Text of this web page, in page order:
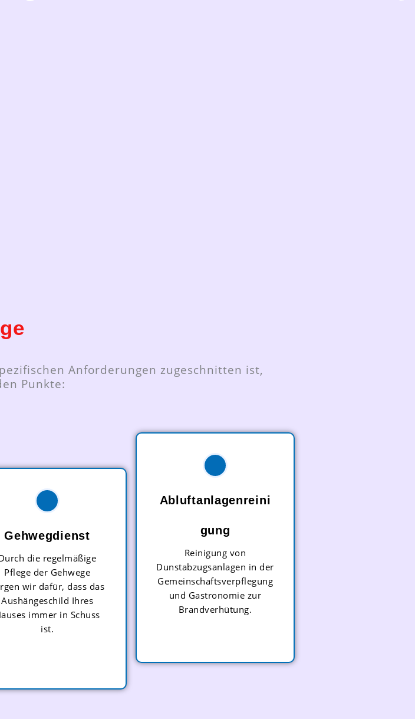
Anforderungen zugeschnitten ist,
Punkte:
Gehwegdienst
die regelmäßige
Pflege der Gehwege
wir dafür, dass das
Aushängeschild Ihres
immer in Schuss
ist.
Abluftanlagenreini
Gung
Reinigung von
Dunstabzugsanlagen in der
Gemeinschaftsverpflegung
und Gastronomie zur
Brandverhütung.